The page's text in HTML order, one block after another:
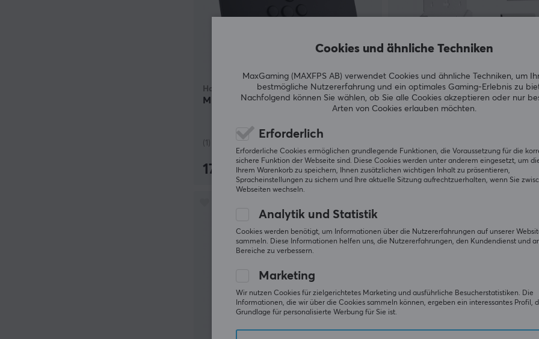
Haute42
M Ultra Arcade Controller - Schwarz
(1)
172.90 € Ausverkauft
4mount
Wandhalterung Bundle für PS4
Weiß
54.99 €
Cookies und ähnliche Techniken
MaxGaming (MAXFPS AB) verwendet Cookies und ähnliche Techniken, um
bestmögliche Nutzererfahrung und ein optimales Gaming-Erlebnis zu
Nachfolgend können Sie wählen, ob Sie alle Cookies akzeptieren oder nur
Arten von Cookies erlauben möchten.
Erforderlich
Erforderliche Cookies ermöglichen grundlegende Funktionen, die Voraussetzung für die
sichere Funktion der Webseite sind. Diese Cookies werden unter anderem eingesetzt, um
Ihrem Warenkorb zu speichern, Ihnen zusätzlichen wichtigen Inhalt zu präsentieren,
Spracheinstellungen zu sichern und Ihre aktuelle Sitzung aufrechtzuerhalten, wenn Sie
Webseiten wechseln.
Analytik und Statistik
Cookies werden benötigt, um Informationen über die Nutzererfahrungen auf unserer
sammeln. Diese Informationen helfen uns, die Nutzererfahrungen, den Kundendienst und
Bereiche zu verbessern.
Marketing
Wir nutzen Cookies für zielgerichtetes Marketing und ausführliche Besucherstatistiken. Die
Informationen, die wir über die Cookies sammeln können, ergeben ein interessantes Profil,
Grundlage für personalisierte Werbung für Sie ist.